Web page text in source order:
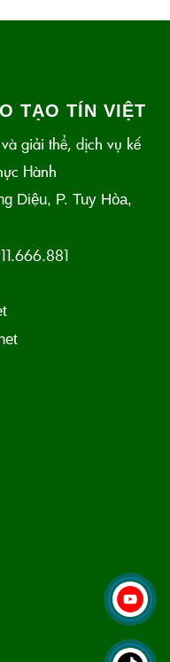
TẠO TÍN VIỆT
giải thể, dịch vụ kế
Hành
Diệu, P. Tuy Hòa,